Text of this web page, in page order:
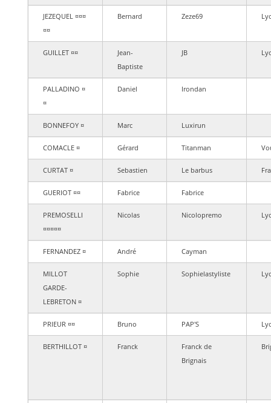
JEZEQUEL ¤¤¤
¤¤
Bernard Zeze69
GUILLET ¤¤
Jean-
Baptiste
JB
PALLADINO ¤
¤
Daniel Irondan
BONNEFOY ¤ Marc Luxirun
COMACLE ¤ Gérard Titanman
CURTAT ¤ Sebastien Le barbus
GUERIOT ¤¤ Fabrice Fabrice
PREMOSELLI
¤¤¤¤¤
Nicolas Nicolopremo
FERNANDEZ ¤ André Cayman
MILLOT
GARDE-
LEBRETON ¤
Sophie Sophielastyliste
PRIEUR ¤¤ Bruno PAP'S
BERTHILLOT ¤ Franck
Franck de
Brignais